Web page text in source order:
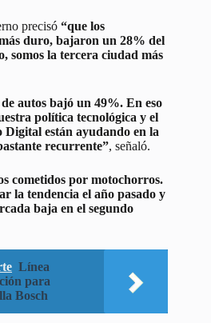
precisó “que los
duro, bajaron un 28% del
somos la tercera ciudad más
autos bajó un 49%. En eso
política tecnológica y el
están ayudando en la
recurrente”, señaló.
cometidos por motochorros.
la tendencia el año pasado y
baja en el segundo
Línea
para
Bosch